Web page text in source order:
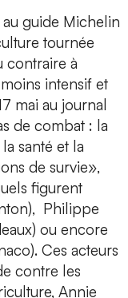
guide Michelin
tournée
contraire à
intensif et
mai au journal
de combat : la
santé et la
de survie»,
figurent
Philippe
ou encore
Ces acteurs
contre les
Annie